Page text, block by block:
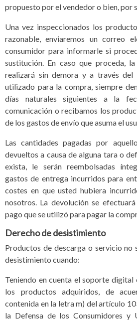
propuesto por el vendedor o bien, por
Una vez inspeccionados los
razonable, enviaremos un correo
consumidor para informarle si
sustitución. En caso que proceda,
realizará sin demora y a través del
utilizado para la compra, siempre
días naturales siguientes a la
comunicación o recibamos los
de los gastos de envío que asuma el
Las cantidades pagadas por
devueltos a causa de alguna tara o
exista, le serán reembolsadas
gastos de entrega incurridos para
costes en que usted hubiera
nosotros. La devolución se
pago que se utilizó para pagar la
Derecho de desistimiento
Productos de descarga o servicio no
desistimiento cuando:
Teniendo en cuenta el soporte digital
los productos adquiridos, de
contenida en la letra m) del artículo
la Defensa de los Consumidores y